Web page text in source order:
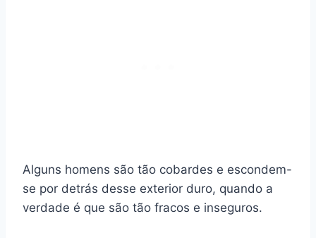
Alguns homens são tão cobardes e escondem-
se por detrás desse exterior duro, quando a
verdade é que são tão fracos e inseguros.